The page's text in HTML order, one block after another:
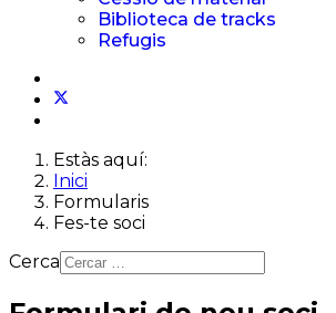
Biblioteca de tracks
Refugis
Estàs aquí:
Inici
Formularis
Fes-te soci
Cerca